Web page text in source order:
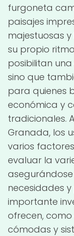
furgoneta
paisajes
majestuosas
su propio
posibilitan
sino que
para quienes
económica y
tradicionales.
Granada, los
varios
evaluar la
necesidades
importante
ofrecen,
cómodas y